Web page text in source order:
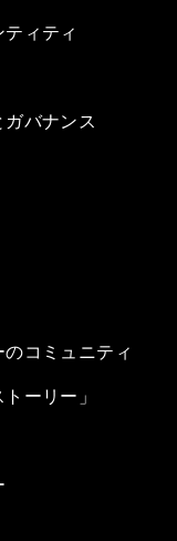
ィティ
ガバナンス
コミュニティ
ーリー」